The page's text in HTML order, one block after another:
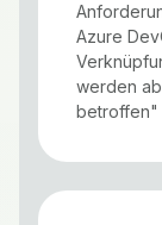
Azure
werden
betroffen"